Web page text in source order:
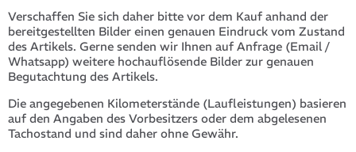
Verschaffen Sie sich daher bitte vor dem Kauf anhand der
bereitgestellten Bilder einen genauen Eindruck vom Zustand
des Artikels. Gerne senden wir Ihnen auf Anfrage (Email /
Whatsapp) weitere hochauflösende Bilder zur genauen
Begutachtung des Artikels.
Die angegebenen Kilometerstände (Laufleistungen) basieren
auf den Angaben des Vorbesitzers oder dem abgelesenen
Tachostand und sind daher ohne Gewähr.